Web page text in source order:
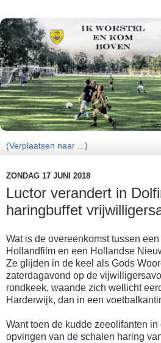
ZONDAG 17 JUNI 2018
Luctor verandert in
haringbuffet
Wat is de overeenkomst tussen
Hollandfilm en een Hollandse
Ze glijden in de keel als Gods
zaterdagavond op de
rondkeek, waande zich wellicht
Harderwijk, dan in een
Want toen de kudde zeeolifanten
opvingen van de schalen haring